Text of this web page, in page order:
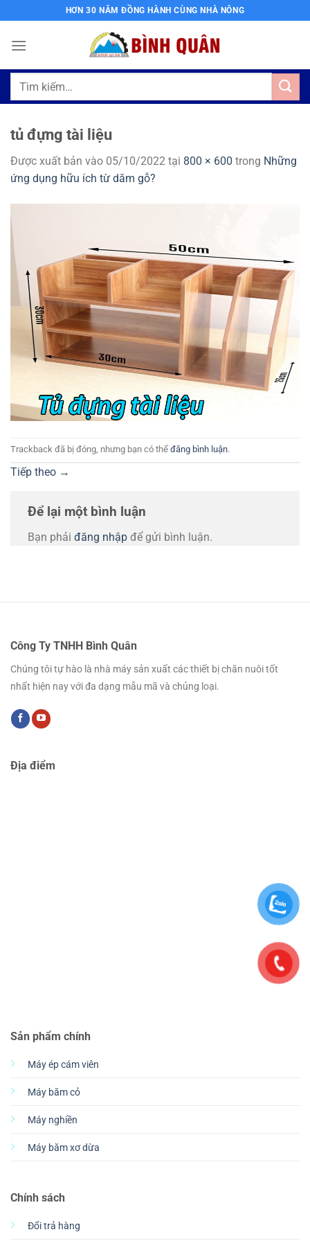
qua
nội
HƠN 30 NĂM ĐỒNG HÀNH CÙNG NHÀ NÔNG
Tìm
tủ đựng tài liệu
Được xuất bản vào 05/10/2022 tại 800 × 600 trong Những
ứng dụng hữu ích từ dăm gỗ?
Trackback đã bị đóng, nhưng bạn có thể đăng bình luận.
Tiếp theo →
Để lại một bình luận
Bạn phải đăng nhập để gửi bình luận.
Công Ty TNHH Bình Quân
Chúng tôi tự hào là nhà máy sản xuất các thiết bị chăn nuôi tốt
nhất hiện nay với đa dạng mẫu mã và chủng loại.
Sản phẩm chính
Máy ép cám viên
Máy băm cỏ
Máy nghiền
Máy băm xơ dừa
Chính sách
Đổi trả hàng
Địa điểm